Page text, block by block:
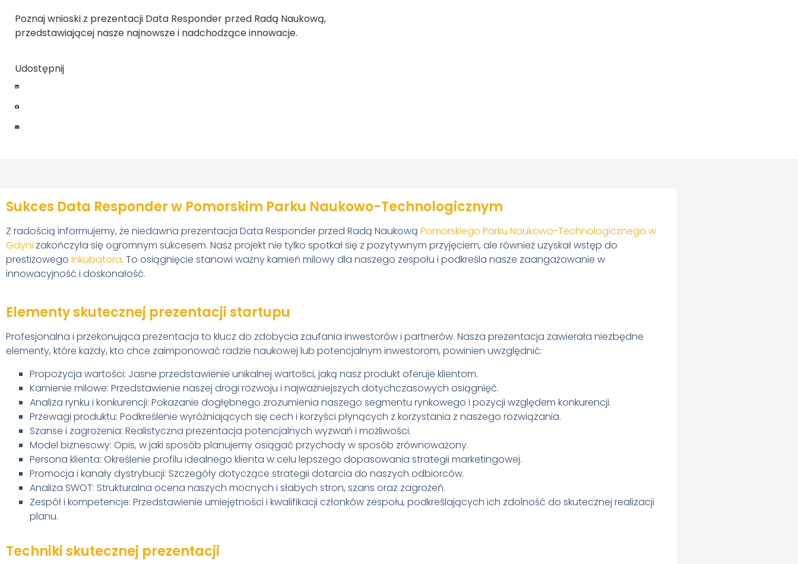
Poznaj wnioski z prezentacji Data Responder przed Radą Naukową,
przedstawiającej nasze najnowsze i nadchodzące innowacje.
Udostępnij
Sukces Data Responder w Pomorskim Parku Naukowo-Technologicznym
Z radością informujemy, że niedawna prezentacja Data Responder przed Radą Naukową Pomorskiego Parku Naukowo-Technologicznego w
Gdyni zakończyła się ogromnym sukcesem. Nasz projekt nie tylko spotkał się z pozytywnym przyjęciem, ale również uzyskał wstęp do
prestiżowego Inkubatora. To osiągnięcie stanowi ważny kamień milowy dla naszego zespołu i podkreśla nasze zaangażowanie w
innowacyjność i doskonałość.
Elementy skutecznej prezentacji startupu
Profesjonalna i przekonująca prezentacja to klucz do zdobycia zaufania inwestorów i partnerów. Nasza prezentacja zawierała niezbędne
elementy, które każdy, kto chce zaimponować radzie naukowej lub potencjalnym inwestorom, powinien uwzględnić:
Propozycja wartości: Jasne przedstawienie unikalnej wartości, jaką nasz produkt oferuje klientom.
Kamienie milowe: Przedstawienie naszej drogi rozwoju i najważniejszych dotychczasowych osiągnięć.
Analiza rynku i konkurencji: Pokazanie dogłębnego zrozumienia naszego segmentu rynkowego i pozycji względem konkurencji.
Przewagi produktu: Podkreślenie wyróżniających się cech i korzyści płynących z korzystania z naszego rozwiązania.
Szanse i zagrożenia: Realistyczna prezentacja potencjalnych wyzwań i możliwości.
Model biznesowy: Opis, w jaki sposób planujemy osiągać przychody w sposób zrównoważony.
Persona klienta: Określenie profilu idealnego klienta w celu lepszego dopasowania strategii marketingowej.
Promocja i kanały dystrybucji: Szczegóły dotyczące strategii dotarcia do naszych odbiorców.
Analiza SWOT: Strukturalna ocena naszych mocnych i słabych stron, szans oraz zagrożeń.
Zespół i kompetencje: Przedstawienie umiejętności i kwalifikacji członków zespołu, podkreślających ich zdolność do skutecznej realizacji
planu.
Techniki skutecznej prezentacji